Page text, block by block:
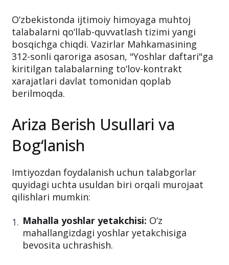
O‘zbekistonda ijtimoiy himoyaga muhtoj
talabalarni qo‘llab-quvvatlash tizimi yangi
bosqichga chiqdi. Vazirlar Mahkamasining
312-sonli qaroriga asosan, "Yoshlar daftari"ga
kiritilgan talabalarning to‘lov-kontrakt
xarajatlari davlat tomonidan qoplab
berilmoqda.
Ariza Berish Usullari va
Bog‘lanish
Imtiyozdan foydalanish uchun talabgorlar
quyidagi uchta usuldan biri orqali murojaat
qilishlari mumkin:
Mahalla yoshlar yetakchisi: O‘z
mahallangizdagi yoshlar yetakchisiga
bevosita uchrashish.